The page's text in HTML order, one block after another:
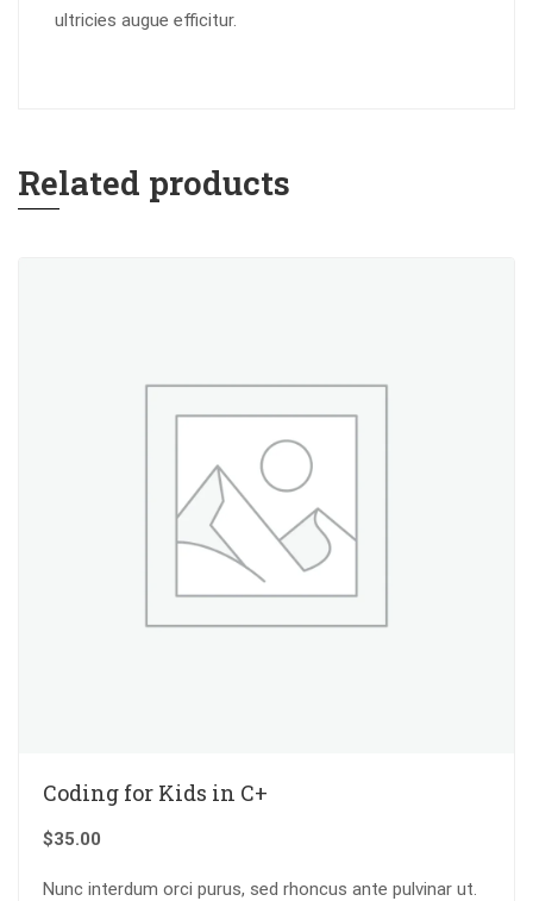
ultricies augue efficitur.
Related products
Coding for Kids in C+
$35.00
Nunc interdum orci purus, sed rhoncus ante pulvinar ut.